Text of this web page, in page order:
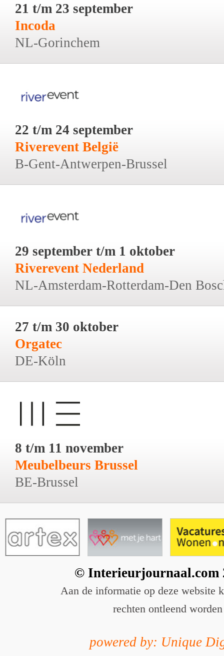
21 t/m 23 september
Incoda
NL-Gorinchem
22 t/m 24 september
Riverevent België
B-Gent-Antwerpen-Brussel
29 september t/m 1 oktober
Riverevent Nederland
NL-Amsterdam-Rotterdam-Den
27 t/m 30 oktober
Orgatec
DE-Köln
8 t/m 11 november
Meubelbeurs Brussel
BE-Brussel
© Interieurjournaal.com
Aan de informatie op deze website
rechten ontleend worden
powered by: Unique